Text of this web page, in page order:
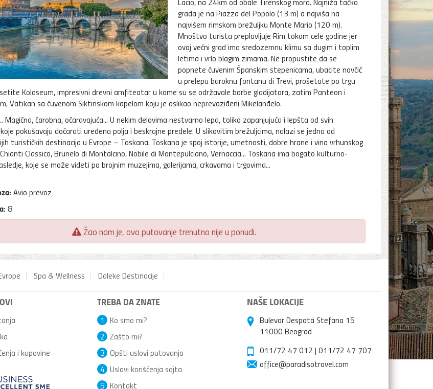
grada je na Piazza del Popolo (13 m) a najviša na
najvišem rimskom brežuljku Monte Mario (120 m).
Mnoštvo turista preplavljuje Rim tokom cele godine jer
ovaj večni grad ima sredozemnu klimu sa dugim i toplim
letima i vrlo blagim zimama. Ne propustite da se
popnete čuvenim Španskim stepenicama, ubacite novčić
u prelepu baroknu fontanu di Trevi, prošetate po trgu
Koloseum, impresivni drevni amfiteatar u kome su se održavale borbe gladijatora, zatim Panteon i
Vatikan sa čuvenom Siktinskom kapelom koju je oslikao neprevaziđeni Mikelanđelo.
Magična, čarobna, očaravajuća... U nekim delovima nestvarno lepa, toliko zapanjujuća i lepšta od svih
pokušavaju dočarati uređena polja i beskrajne predele. U slikovitim brežuljcima, nalazi se jedna od
turističkih destinacija u Evrope – Toskana. Toskana je spoj istorije, umetnosti, dobre hrane i vina vrhunskog
Classico, Brunelo di Montalcino, Nobile di Montepulciano, Vernaccia... Toskana ima bogato kulturno-
koje se može videti po brojnim muzejima, galerijama, crkavama i trgovima...
Avio prevoz
8
Žao nam je, ovo putovanje trenutno nije u ponudi.
Spa & Wellness Daleke Destinacije
i kupovine
TREBA DA ZNATE
Ko smo mi?
1
Zašto mi?
2
Opšti uslovi putovanja
3
Uslovi korišćenja sajta
4
Kontakt
5
NAŠE LOKACIJE
Bulevar Despota Stefana 15
11000 Beograd
011/72 47 012 | 011/72 47 707
office@paradisotravel.com